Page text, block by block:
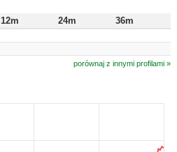
12m 24m 36m
porównaj z innymi profilami »